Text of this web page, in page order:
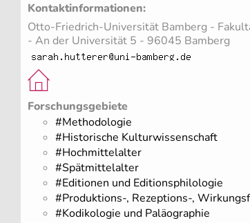
Kontaktinformationen:
Otto-Friedrich-Universität Bamberg -
- An der Universität 5 - 96045 Bamberg
Forschungsgebiete
#Methodologie
#Historische Kulturwissenschaft
#Hochmittelalter
#Spätmittelalter
#Editionen und Editionsphilologie
#Produktions-, Rezeptions-,
#Kodikologie und Paläographie